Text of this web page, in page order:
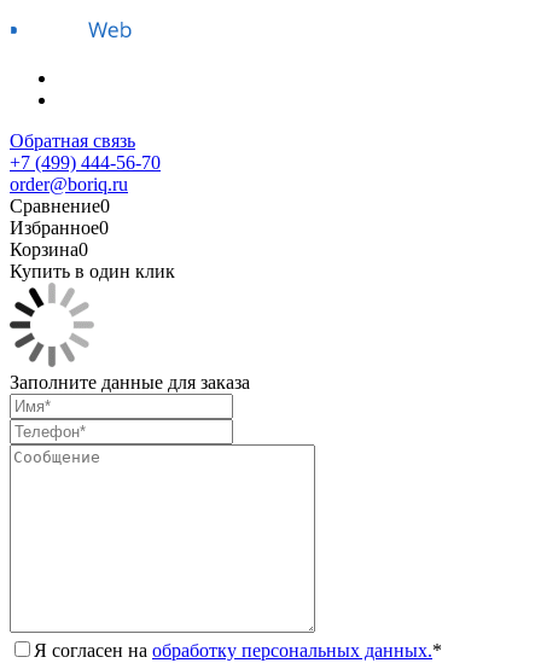
Обратная связь
+7 (499) 444-56-70
order@boriq.ru
Сравнение0
Избранное0
Корзина0
Купить в один клик
Заполните данные для заказа
Я согласен на обработку персональных данных.*